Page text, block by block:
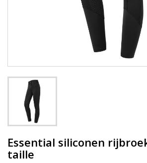
Essential siliconen
taille